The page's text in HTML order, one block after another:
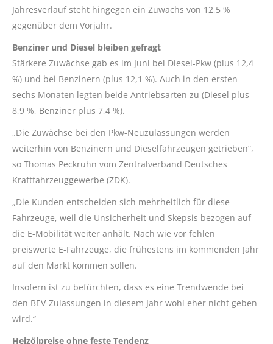
Jahresverlauf steht hingegen ein Zuwachs von 12,5 %
gegenüber dem Vorjahr.
Benziner und Diesel bleiben gefragt
Stärkere Zuwächse gab es im Juni bei Diesel-Pkw (plus 12,4
%) und bei Benzinern (plus 12,1 %). Auch in den ersten
sechs Monaten legten beide Antriebsarten zu (Diesel plus
8,9 %, Benziner plus 7,4 %).
„Die Zuwächse bei den Pkw-Neuzulassungen werden
weiterhin von Benzinern und Dieselfahrzeugen getrieben“,
so Thomas Peckruhn vom Zentralverband Deutsches
Kraftfahrzeuggewerbe (ZDK).
„Die Kunden entscheiden sich mehrheitlich für diese
Fahrzeuge, weil die Unsicherheit und Skepsis bezogen auf
die E-Mobilität weiter anhält. Nach wie vor fehlen
preiswerte E-Fahrzeuge, die frühestens im kommenden Jahr
auf den Markt kommen sollen.
Insofern ist zu befürchten, dass es eine Trendwende bei
den BEV-Zulassungen in diesem Jahr wohl eher nicht geben
wird.“
Heizölpreise ohne feste Tendenz